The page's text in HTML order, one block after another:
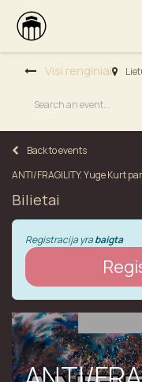
Visi renginiai
Back to events
ANTI/FRAGILITY. Yuge Kurt
Bilietai
Registracija yrabaigta